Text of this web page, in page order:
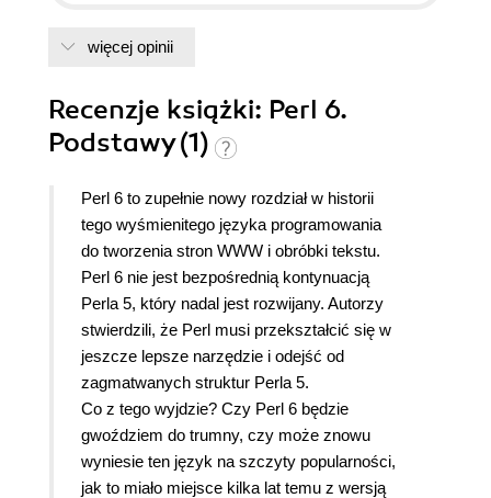
więcej opinii
Recenzje książki: Perl 6.
Podstawy (1)
Perl 6 to zupełnie nowy rozdział w historii
tego wyśmienitego języka programowania
do tworzenia stron WWW i obróbki tekstu.
Perl 6 nie jest bezpośrednią kontynuacją
Perla 5, który nadal jest rozwijany. Autorzy
stwierdzili, że Perl musi przekształcić się w
jeszcze lepsze narzędzie i odejść od
zagmatwanych struktur Perla 5.
Co z tego wyjdzie? Czy Perl 6 będzie
gwoździem do trumny, czy może znowu
wyniesie ten język na szczyty popularności,
jak to miało miejsce kilka lat temu z wersją